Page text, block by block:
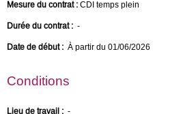
Mesure du contrat : CDI temps plein
Durée du contrat : -
Date de début : À partir du 01/06/2026
Conditions
Lieu de travail : -